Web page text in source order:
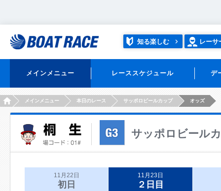
知る楽しむ レーサ
メインメニュー レーススケジュール デ
HOMEメインメニュー 本日のレース サッポロビールカップ オッズ
サッポロビール
11月22日
初日
11月23日
２日目